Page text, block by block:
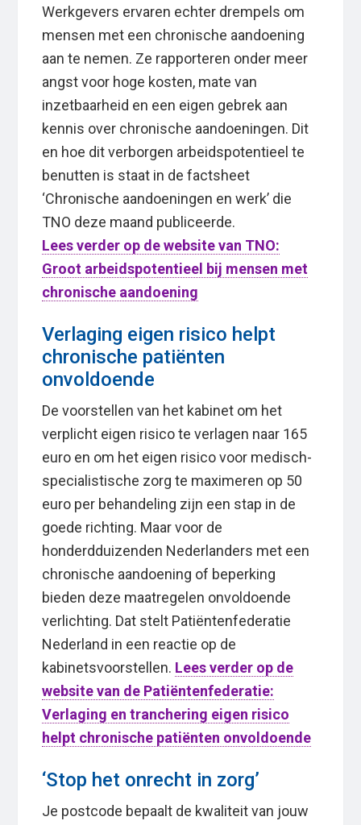
Werkgevers ervaren echter drempels om
mensen met een chronische aandoening
aan te nemen. Ze rapporteren onder meer
angst voor hoge kosten, mate van
inzetbaarheid en een eigen gebrek aan
kennis over chronische aandoeningen. Dit
en hoe dit verborgen arbeidspotentieel te
benutten is staat in de factsheet
‘Chronische aandoeningen en werk’ die
TNO deze maand publiceerde.
Lees verder op de website van TNO:
Groot arbeidspotentieel bij mensen met
chronische aandoening
Verlaging eigen risico helpt
chronische patiënten
onvoldoende
De voorstellen van het kabinet om het
verplicht eigen risico te verlagen naar 165
euro en om het eigen risico voor medisch-
specialistische zorg te maximeren op 50
euro per behandeling zijn een stap in de
goede richting. Maar voor de
honderdduizenden Nederlanders met een
chronische aandoening of beperking
bieden deze maatregelen onvoldoende
verlichting. Dat stelt Patiëntenfederatie
Nederland in een reactie op de
kabinetsvoorstellen. Lees verder op de
website van de Patiëntenfederatie:
Verlaging en tranchering eigen risico
helpt chronische patiënten onvoldoende
‘Stop het onrecht in zorg’
Je postcode bepaalt de kwaliteit van jouw